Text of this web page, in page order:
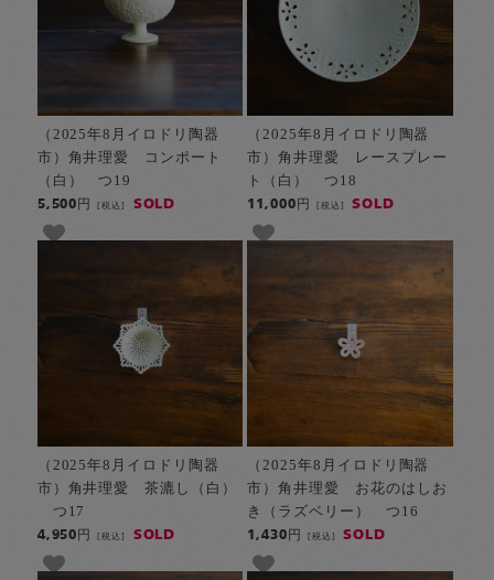
（2025年8月イロドリ陶器
市）角井理愛 コンポート
（白） つ19
5,500円[税込] SOLD
（2025年8月イロドリ陶器
市）角井理愛 レースプレー
ト（白） つ18
11,000円 [税込] SOLD
（2025年8月イロドリ陶器
市）角井理愛 茶漉し（白）
つ17
4,950円[税込] SOLD
（2025年8月イロドリ陶器
市）角井理愛 お花のはしお
き（ラズベリー） つ16
1,430円 [税込] SOLD